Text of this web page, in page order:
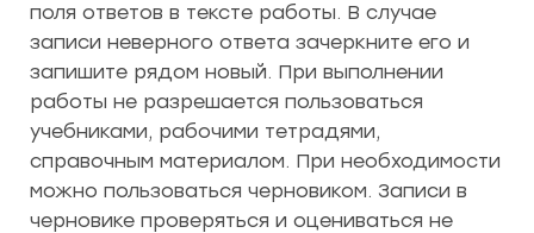
поля ответов в тексте работы. В случае
записи неверного ответа зачеркните его и
запишите рядом новый. При выполнении
работы не разрешается пользоваться
учебниками, рабочими тетрадями,
справочным материалом. При необходимости
можно пользоваться черновиком. Записи в
черновике проверяться и оцениваться не